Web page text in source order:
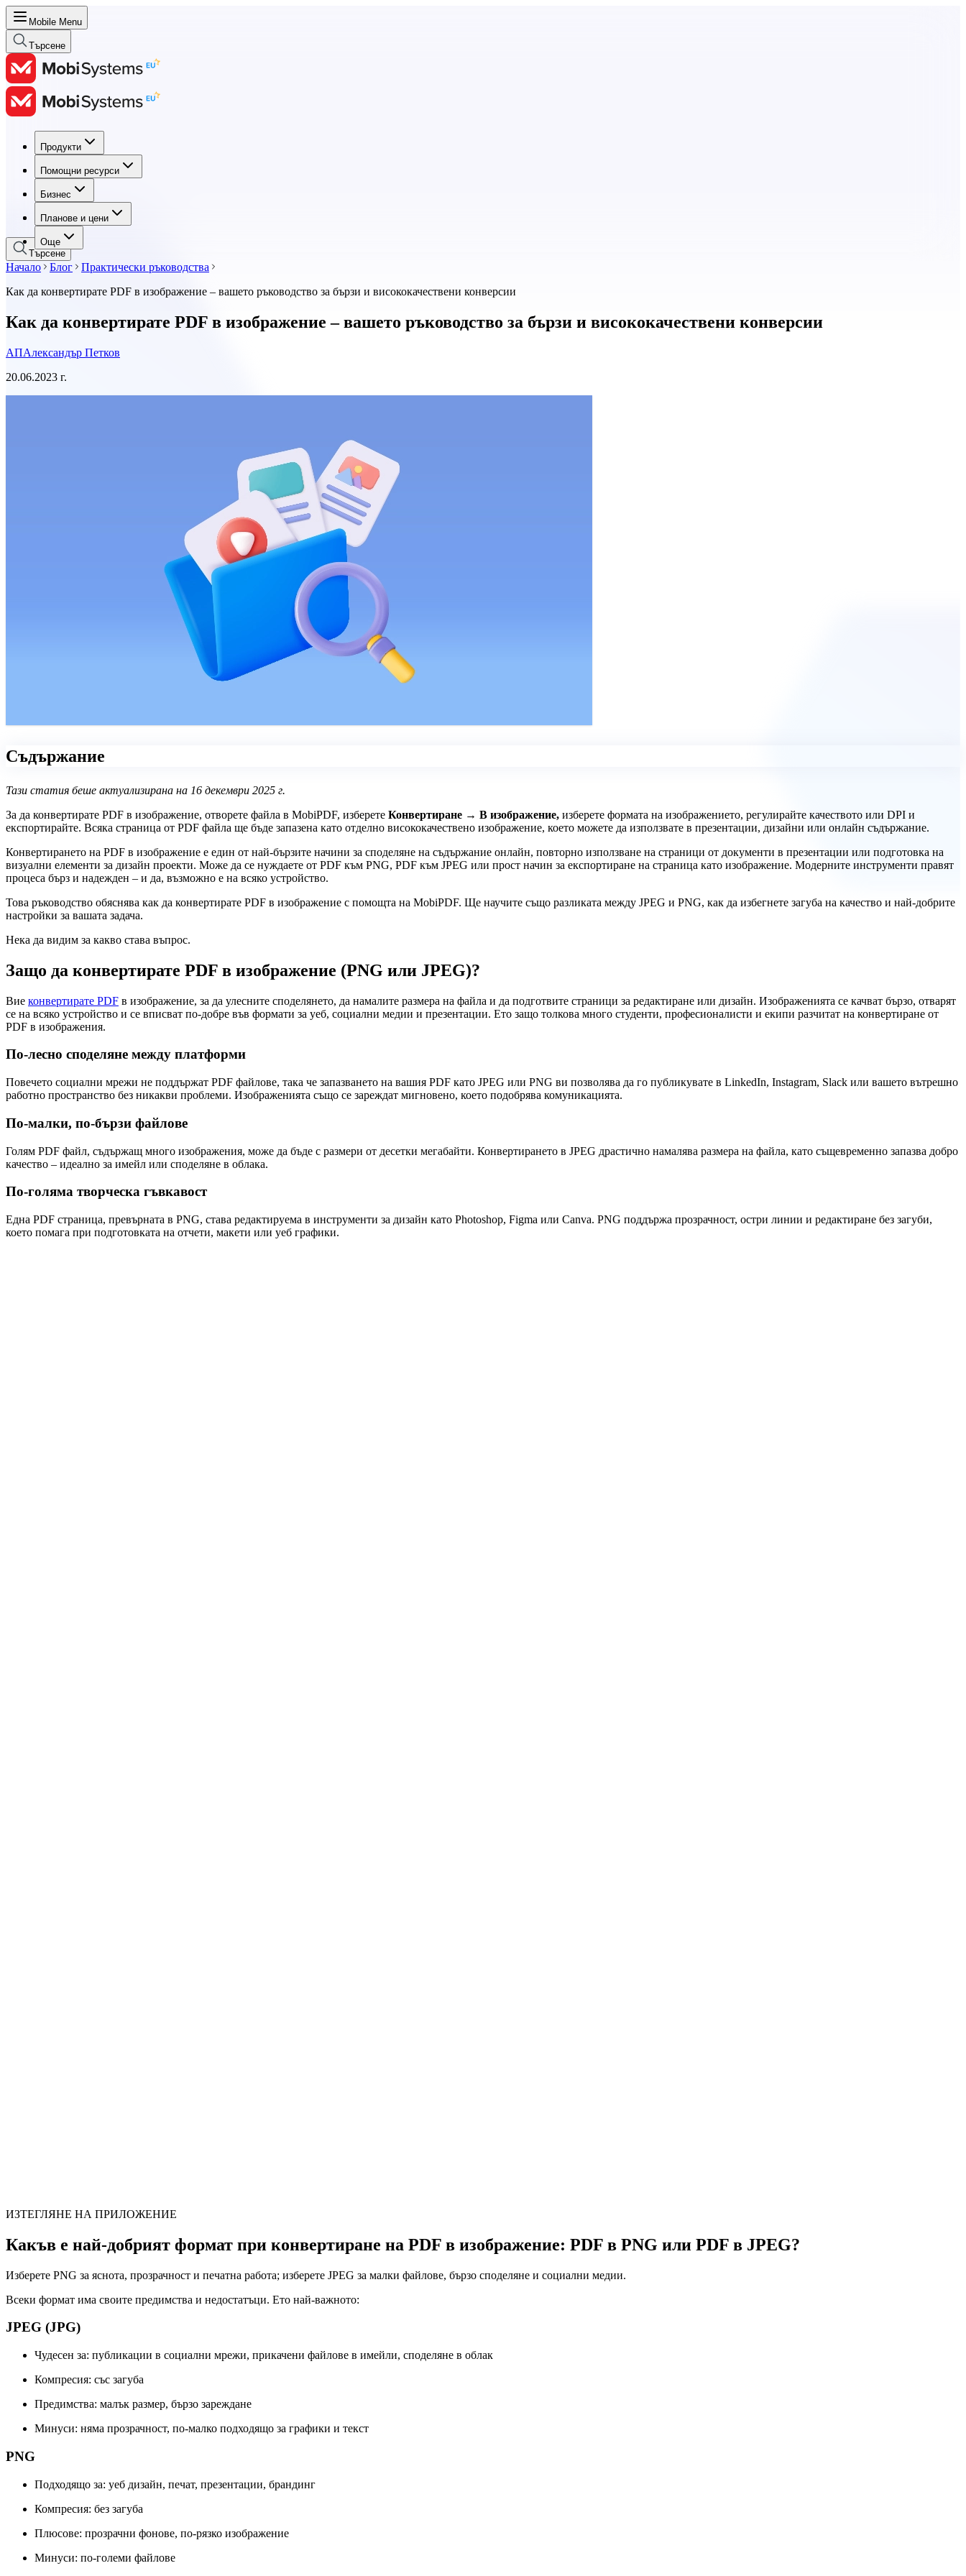
Mobile Menu
Търсене
Продукти
Помощни ресурси
Бизнес
Планове и цени
Още
Продукти
Помощни ресурси
Бизнес
Планове и цени
Търсене
Начало Блог
Практически ръководства
Как да конвертирате PDF в изображение – вашето ръководство за бързи и висококачествени конверсии
Как да конвертирате PDF в изображение – вашето ръководство за бързи и висококачествени конверсии
АПАлександър Петков
20.06.2023 г.
Съдържание
Тази статия беше актуализирана на 16 декември 2025 г.
За да конвертирате PDF в изображение, отворете файла в MobiPDF, изберете Конвертиране → В изображение, изберете формата на изображението, регулирайте качеството или DPI и
експортирайте. Всяка страница от PDF файла ще бъде запазена като отделно висококачествено изображение, което можете да използвате в презентации, дизайни или онлайн съдържание.
Конвертирането на PDF в изображение е един от най-бързите начини за споделяне на съдържание онлайн, повторно използване на страници от документи в презентации или подготовка на
визуални елементи за дизайн проекти. Може да се нуждаете от PDF към PNG, PDF към JPEG или прост начин за експортиране на страница като изображение. Модерните инструменти правят
процеса бърз и надежден – и да, възможно е на всяко устройство.
Това ръководство обяснява как да конвертирате PDF в изображение с помощта на MobiPDF. Ще научите също разликата между JPEG и PNG, как да избегнете загуба на качество и най-добрите
настройки за вашата задача.
Нека да видим за какво става въпрос.
Защо да конвертирате PDF в изображение (PNG или JPEG)?
Вие конвертирате PDF в изображение, за да улесните споделянето, да намалите размера на файла и да подготвите страници за редактиране или дизайн. Изображенията се качват бързо, отварят
се на всяко устройство и се вписват по-добре във формати за уеб, социални медии и презентации. Ето защо толкова много студенти, професионалисти и екипи разчитат на конвертиране от
PDF в изображения.
По-лесно споделяне между платформи
Повечето социални мрежи не поддържат PDF файлове, така че запазването на вашия PDF като JPEG или PNG ви позволява да го публикувате в LinkedIn, Instagram, Slack или вашето вътрешно
работно пространство без никакви проблеми. Изображенията също се зареждат мигновено, което подобрява комуникацията.
По-малки, по-бързи файлове
Голям PDF файл, съдържащ много изображения, може да бъде с размери от десетки мегабайти. Конвертирането в JPEG драстично намалява размера на файла, като същевременно запазва добро
качество – идеално за имейл или споделяне в облака.
По-голяма творческа гъвкавост
Една PDF страница, превърната в PNG, става редактируема в инструменти за дизайн като Photoshop, Figma или Canva. PNG поддържа прозрачност, остри линии и редактиране без загуби,
което помага при подготовката на отчети, макети или уеб графики.
ИЗТЕГЛЯНЕ НА ПРИЛОЖЕНИЕ
Какъв е най-добрият формат при конвертиране на PDF в изображение: PDF в PNG или PDF в JPEG?
Изберете PNG за яснота, прозрачност и печатна работа; изберете JPEG за малки файлове, бързо споделяне и социални медии.
Всеки формат има своите предимства и недостатъци. Ето най-важното:
JPEG (JPG)
Чудесен за: публикации в социални мрежи, прикачени файлове в имейли, споделяне в облак
Компресия: със загуба
Предимства: малък размер, бързо зареждане
Минуси: няма прозрачност, по-малко подходящо за графики и текст
PNG
Подходящо за: уеб дизайн, печат, презентации, брандинг
Компресия: без загуба
Плюсове: прозрачни фонове, по-рязко изображение
Минуси: по-големи файлове